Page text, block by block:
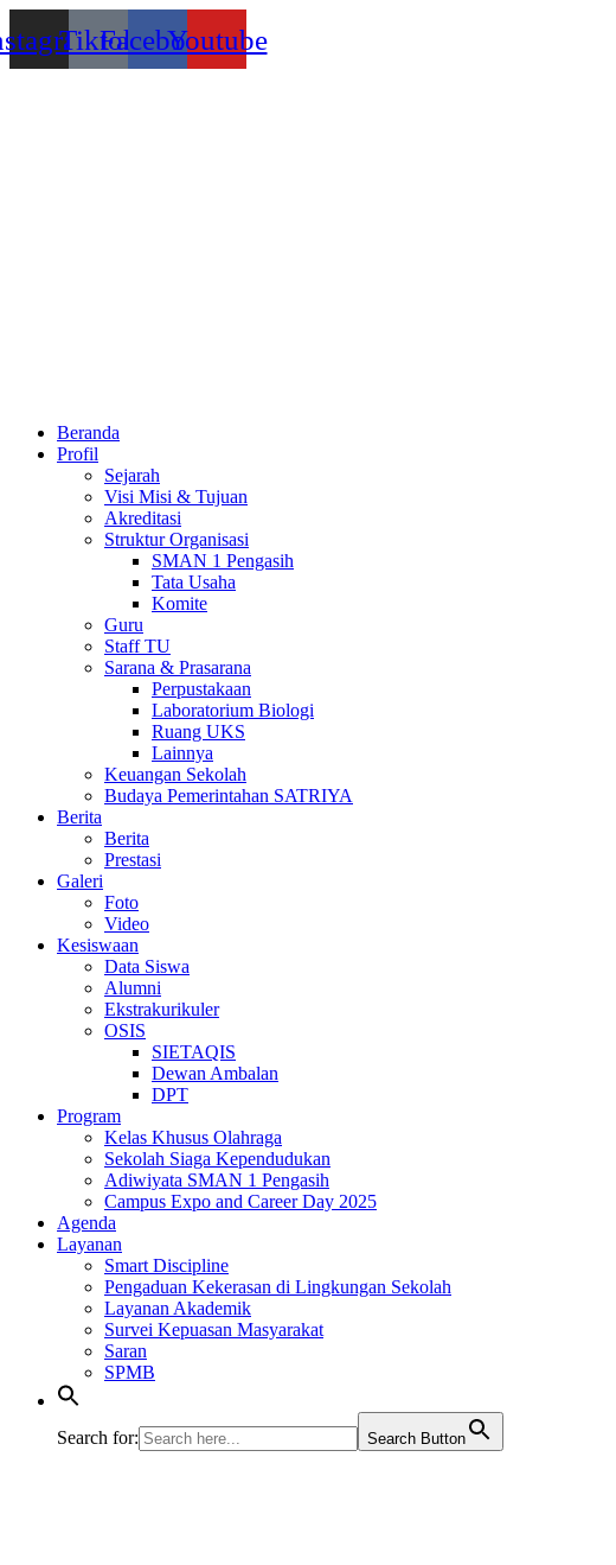
ke
konten
TiktokFacebookYoutube
Beranda
Profil
Sejarah
Visi Misi & Tujuan
Akreditasi
Struktur Organisasi
SMAN 1 Pengasih
Tata Usaha
Komite
Guru
Staff TU
Sarana & Prasarana
Perpustakaan
Laboratorium Biologi
Ruang UKS
Lainnya
Keuangan Sekolah
Budaya Pemerintahan SATRIYA
Berita
Berita
Prestasi
Galeri
Foto
Video
Kesiswaan
Data Siswa
Alumni
Ekstrakurikuler
OSIS
SIETAQIS
Dewan Ambalan
DPT
Program
Kelas Khusus Olahraga
Sekolah Siaga Kependudukan
Adiwiyata SMAN 1 Pengasih
Campus Expo and Career Day 2025
Agenda
Layanan
Smart Discipline
Pengaduan Kekerasan di Lingkungan Sekolah
Layanan Akademik
Survei Kepuasan Masyarakat
Saran
SPMB
Search for: Search Button